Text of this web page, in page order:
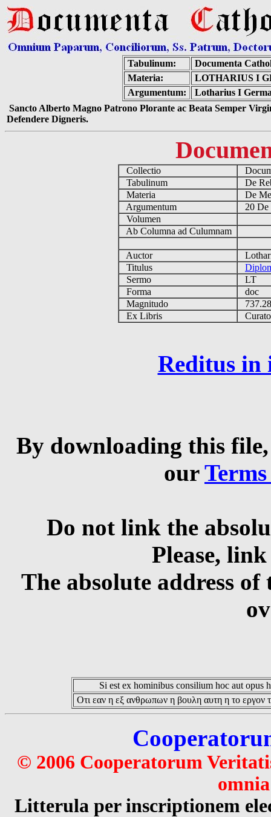
Tabulinum:
Documenta
Materia:
LOTHARIUS I
Argumentum:
Lotharius I
Sancto Alberto Magno Patrono Plorante ac Beata Semper
Defendere Digneris.
Collectio
Tabulinum
De
Materia
De
Argumentum
20
Volumen
Ab Columna ad Culumnam
Auctor
Titulus
Sermo
LT
Forma
doc
Magnitudo
Ex Libris
Reditus in
By downloading this
our
Do not link the
Please,
The absolute address
Si est ex hominibus consilium hoc aut opus
Οτι εαν η εξ ανθρωπων η βουλη αυτη η το εργον
© 2006 Cooperatorum
Litterula per inscriptionem